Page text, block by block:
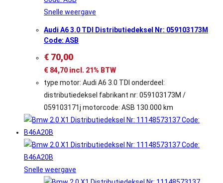
Snelle weergave
Audi A6 3.0 TDI Distributiedeksel Nr: 059103173M
Code: ASB
€ 70,00
€ 84,70 incl. 21% BTW
type motor: Audi A6 3.0 TDI onderdeel:
distributiedeksel fabrikant nr: 059103173M /
059103171j motorcode: ASB 130.000 km
Snelle weergave